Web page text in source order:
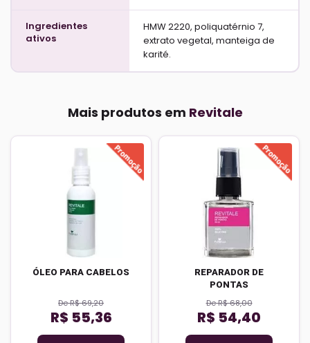
Ingredientes
ativos
HMW 2220, poliquatérnio 7,
extrato vegetal, manteiga de
karité.
Mais produtos em Revitale
ÓLEO PARA CABELOS
De R$ 69,20
R$ 55,36
REPARADOR DE
PONTAS
De R$ 68,00
R$ 54,40